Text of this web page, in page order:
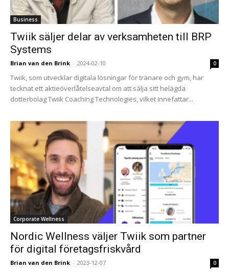
Business
Twiik säljer delar av verksamheten till BRP
Systems
Brian van den Brink - 2024-02-10 0
Twiik, som utvecklar digitala lösningar för tränare och gym, har
tecknat ett aktieöverlåtelseavtal om att sälja sitt helägda
dotterbolag Twiik Coaching Technologies, vilket innefattar...
Corporate Wellness
Nordic Wellness väljer Twiik som partner
för digital företagsfriskvård
Brian van den Brink - 2023-12-07 0